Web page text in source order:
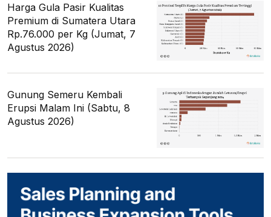
Harga Gula Pasir Kualitas
Premium di Sumatera Utara
Rp.76.000 per Kg (Jumat, 7
Agustus 2026)
Gunung Semeru Kembali
Erupsi Malam Ini (Sabtu, 8
Agustus 2026)